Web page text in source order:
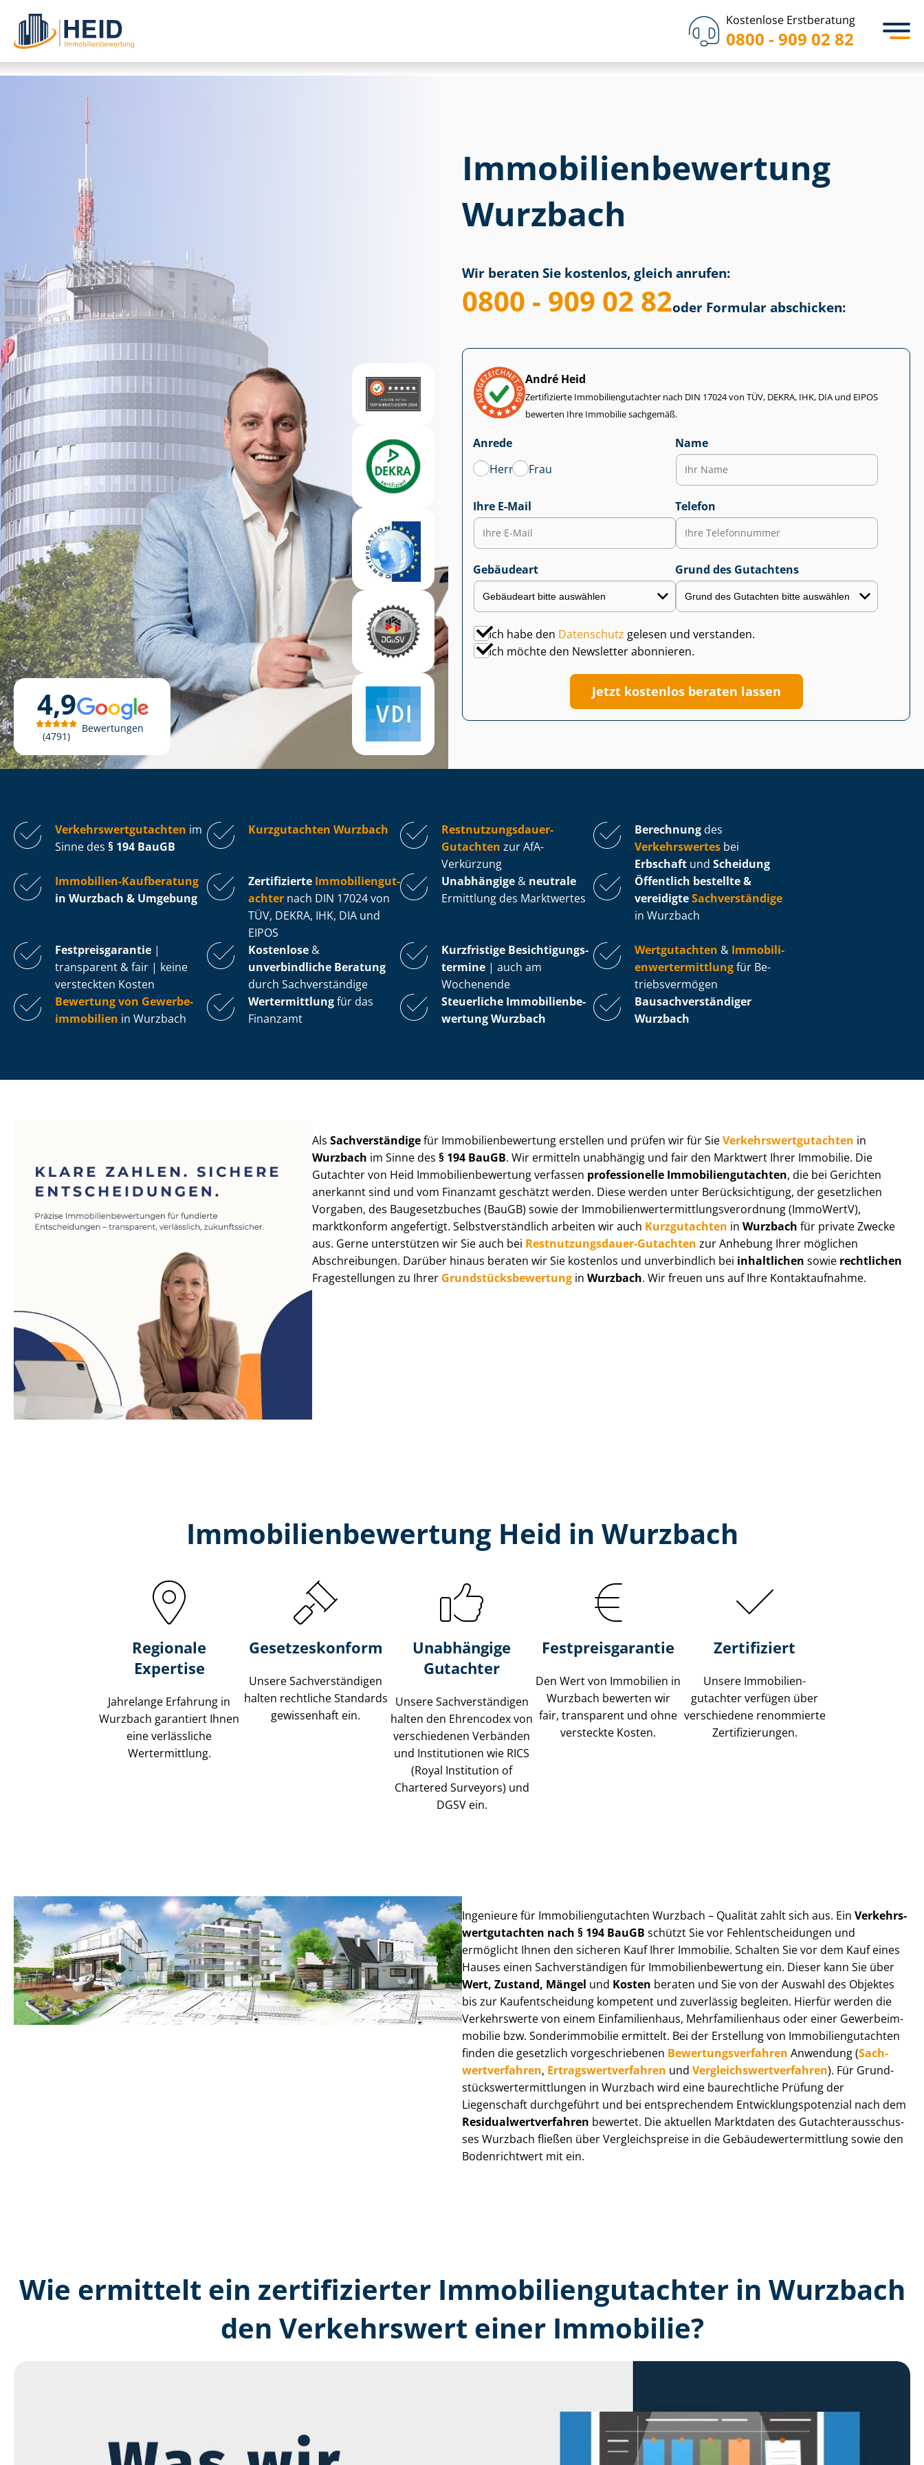
Kostenlose Erstberatung
0800 - 909 02 82
4,9
4791
Bewertungen
Immobilien­bewertung
Wurzbach
Wir beraten Sie kostenlos, gleich anrufen:
0800 - 909 02 82oder Formular abschicken:
André Heid
Zertifizierte Im­mo­bi­li­en­gut­ach­ter nach DIN 17024 von TÜV, DEKRA, IHK, DIA und EIPOS
bewerten Ihre Immobilie sachgemäß.
Anrede
Herr
Frau
Name
Ihre E-Mail Telefon
Gebäudeart Grund des Gutachtens
Ich habe den Datenschutz gelesen und verstanden.
Ich möchte den Newsletter abonnieren.
Jetzt kostenlos beraten lassen
Ver­kehrs­wert­gut­ach­ten im
Sinne des § 194 BauGB
Kurzgutachten Wurzbach
Rest­nut­zungs­dau­er-
Gutachten zur AfA-
Verkürzung
Berechnung des
Verkehrswertes bei
Erbschaft und Scheidung
Immobilien-Kaufberatung
in Wurzbach & Umgebung
Zertifizierte Im­mo­bi­li­en­gut­
ach­ter nach DIN 17024 von
TÜV, DEKRA, IHK, DIA und
EIPOS
Unabhängige & neutrale
Ermittlung des Marktwertes
Öffentlich bestellte &
vereidigteSachverständige
in Wurzbach
Fest­preis­ga­ran­tie |
transparent & fair | keine
versteckten Kosten
Kostenlose &
unverbindliche Beratung
durch Sachverständige
Kurzfristige Be­sich­ti­gungs­
ter­mi­ne | auch am
Wochenende
Wertgutachten & Im­mo­bi­li­
en­wert­ermitt­lungfür Be­
triebs­ver­mö­gen
Bewertung von Ge­wer­be­
im­mo­bi­li­en in Wurzbach
Wertermittlungfür das
Finanzamt
Steuerliche Im­mo­bi­li­en­be­
wer­tungWurzbach
Bau­sach­ver­stän­di­ger
Wurzbach
AlsSachverständigefür Im­mo­bi­li­en­be­wer­tung erstellen und prüfen wir für SieVer­kehrs­wert­gut­ach­ten in
Wurzbach im Sinne des§ 194 BauGB. Wir ermitteln unabhängig und fair den Marktwert Ihrer Immobilie. Die
Gutachter von Heid Im­mo­bi­li­en­be­wer­tung verfassen professionelle Im­mo­bi­li­en­gut­ach­ten, die bei Gerichten
anerkannt sind und vom Finanzamt geschätzt werden. Diese werden unter Be­rück­sich­ti­gung, der gesetzlichen
Vorgaben, des Baugesetzbuches (BauGB) sowie der Im­mo­bi­li­en­wert­ermitt­lungs­ver­ord­nung (ImmoWertV),
marktkonform angefertigt. Selbst­ver­ständ­lich arbeiten wir auch Kurzgutachten in Wurzbach für private Zwecke
aus. Gerne unterstützen wir Sie auch bei Rest­nut­zungs­dau­er-Gutachten zur Anhebung Ihrer möglichen
Abschreibungen. Darüber hinaus beraten wir Sie kostenlos und unverbindlich bei inhaltlichen sowie rechtlichen
Fragestellungen zu Ihrer Grund­stücks­be­wer­tung inWurzbach. Wir freuen uns auf Ihre Kontaktaufnahme.
Immobilien­bewertung Heid in Wurzbach
Regionale
Expertise
Jahrelange Erfahrung in
Wurzbach garantiert Ihnen
eine verlässliche
Wertermittlung.
Gesetzes­konform
Unsere Sach­ver­stän­di­gen
halten rechtliche Standards
gewissenhaft ein.
Unabhängige
Gutachter
Unsere Sach­ver­stän­di­gen
halten den Ehrencodex von
verschiedenen Verbänden
und Institutionen wie RICS
(Royal Institution of
Chartered Surveyors) und
DGSV ein.
Festpreis​garantie
Den Wert von Immobilien in
Wurzbach bewerten wir
fair, transparent und ohne
versteckte Kosten.
Zertifiziert
Unsere Immobilien­
gutachter verfügen über
verschiedene renommierte
Zer­ti­fi­zie­run­gen.
Ingenieure für Im­mo­bi­li­en­gut­ach­ten Wurzbach – Qualität zahlt sich aus. Ein Ver­kehrs­
wert­gut­ach­ten nach § 194 BauGB schützt Sie vor Fehl­ent­schei­dun­gen und
ermöglicht Ihnen den sicheren Kauf Ihrer Immobilie. Schalten Sie vor dem Kauf eines
Hauses einen Sach­ver­stän­di­gen für Im­mo­bi­li­en­be­wer­tung ein. Dieser kann Sie über
Wert, Zustand, Mängel und Kosten beraten und Sie von der Auswahl des Objektes
bis zur Kauf­ent­schei­dung kompetent und zuverlässig begleiten. Hierfür werden die
Verkehrswerte von einem Einfamilienhaus, Mehr­fa­mi­li­en­haus oder einer Ge­wer­be­im­
mo­bi­lie bzw. Sonderimmobilie ermittelt. Bei der Erstellung von Im­mo­bi­li­en­gut­ach­ten
finden die gesetzlich vor­ge­schrie­be­nen Be­wer­tungs­ver­fah­ren Anwendung (Sach­
wert­ver­fah­ren, Er­trags­wert­ver­fah­ren und Ver­gleichs­wert­ver­fah­ren). Für Grund­
stücks­wert­ermitt­lun­gen in Wurzbach wird eine baurechtliche Prüfung der
Liegenschaft durchgeführt und bei entsprechendem Ent­wick­lungs­po­ten­zi­al nach dem
Re­si­du­al­wert­ver­fah­ren bewertet. Die aktuellen Marktdaten des Gut­ach­ter­aus­schus­
ses Wurzbach fließen über Ver­gleichs­prei­se in die Ge­bäu­de­wert­ermitt­lung sowie den
Bodenrichtwert mit ein.
Wie ermittelt ein zertifizierter Immobilien­gutachter in Wurzbach
den Verkehrswert einer Immobilie?